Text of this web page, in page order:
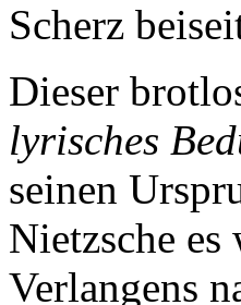
Scherz
Dieser
lyrisches
seinen
Nietzsche
Verlangens